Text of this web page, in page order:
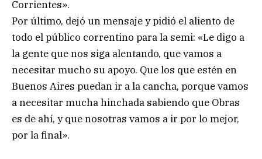
Corrientes».
Por último, dejó un mensaje y pidió el aliento de
todo el público correntino para la semi: «Le digo a
la gente que nos siga alentando, que vamos a
necesitar mucho su apoyo. Que los que estén en
Buenos Aires puedan ir a la cancha, porque vamos
a necesitar mucha hinchada sabiendo que Obras
es de ahí, y que nosotras vamos a ir por lo mejor,
por la final».